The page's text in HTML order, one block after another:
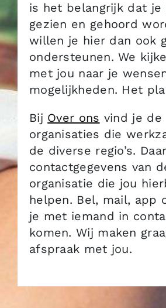
is het belangrijk dat je
gezien en gehoord
willen je hier dan ook
ondersteunen. We
met jou naar je
mogelijkheden. Het
Bij Over ons vind je de
organisaties die
de diverse regio’s.
contactgegevens van
organisatie die jou
helpen. Bel, mail, app
je met iemand in
komen. Wij maken
afspraak met jou.